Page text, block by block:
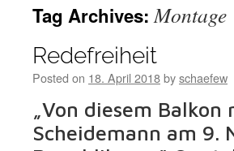
Tag Archives:Montage
Redefreiheit
Posted on 18. April 2018byschaefew
„Von diesem
Scheidemann am 9.